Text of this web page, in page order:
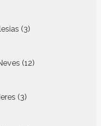
3
producten
12
producten
3
producten